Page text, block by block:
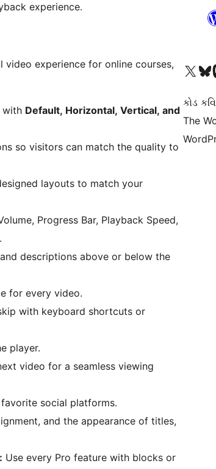
experience.
video experience for online courses,
with Default, Horizontal, Vertical, and
so visitors can match the quality to
layouts to match your
Progress Bar, Playback Speed,
descriptions above or below the
for every video.
with keyboard shortcuts or
player.
video for a seamless viewing
social platforms.
and the appearance of titles,
Use every Pro feature with blocks or
અમારા X (અગાઉ ટ્વિટર) એકાઉન્ટની મુલાકાત લોઅમારા Bluesky એકાઉન્ટની મુલાકાત લો
કોડ
The